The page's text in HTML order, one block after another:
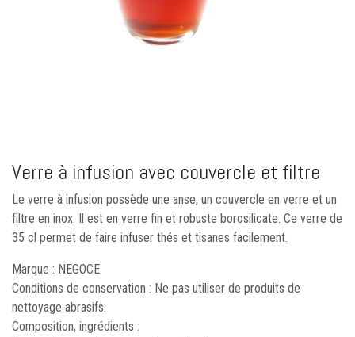
Verre à infusion avec couvercle et filtre
Le verre à infusion possède une anse, un couvercle en verre et un
filtre en inox. Il est en verre fin et robuste borosilicate. Ce verre de
35 cl permet de faire infuser thés et tisanes facilement.
Marque : NEGOCE
Conditions de conservation : Ne pas utiliser de produits de
nettoyage abrasifs.
Composition, ingrédients :